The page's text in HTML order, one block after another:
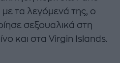
τα λεγόμενά της, ο
σεξουαλικά στη
και στα Virgin Islands.